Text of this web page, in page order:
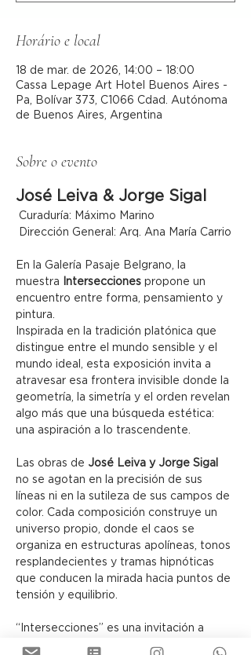
Horário e local
18 de mar. de 2026, 14:00 – 18:00
Cassa Lepage Art Hotel Buenos Aires -
Pa, Bolívar 373, C1066 Cdad. Autónoma
de Buenos Aires, Argentina
Sobre o evento
José Leiva & Jorge Sigal
Curaduría: Máximo Marino
Dirección General: Arq. Ana María Carrio
En la Galería Pasaje Belgrano, la
muestra
Intersecciones propone un
encuentro entre forma, pensamiento y
pintura.
Inspirada en la tradición platónica que
distingue entre el mundo sensible y el
mundo ideal, esta exposición invita a
atravesar esa frontera invisible donde la
geometría, la simetría y el orden revelan
algo más que una búsqueda estética:
una aspiración a lo trascendente.
Las obras de José Leiva y Jorge Sigal
no se agotan en la precisión de sus
líneas ni en la sutileza de sus campos de
color. Cada composición construye un
universo propio, donde el caos se
organiza en estructuras apolíneas, tonos
resplandecientes y tramas hipnóticas
que conducen la mirada hacia puntos de
tensión y equilibrio.
“Intersecciones” es una invitación a
contemplar cómo, a través del lenguaje